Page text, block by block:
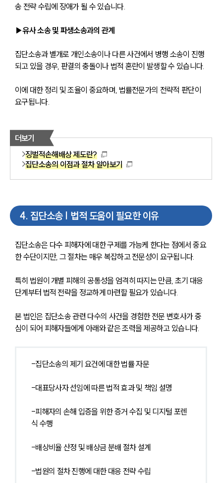
송 전략 수립에 장애가 될 수 있습니다.
▶유사 소송 및 파생소송과의 관계
집단소송과 별개로 개인소송이나 다른 사건에서 병행 소송이 진행
되고 있을 경우, 판결의 충돌이나 법적 혼란이 발생할 수 있습니다.
이에 대한 정리 및 조율이 중요하며, 법률전문가의 전략적 판단이
요구됩니다.
더보기
징벌적손해배상 제도란?
집단소송의 이점과 절차 알아보기
4. 집단소송 | 법적 도움이 필요한 이유
집단소송은 다수 피해자에 대한 구제를 가능케 한다는 점에서 중요
한 수단이지만, 그 절차는 매우 복잡하고 전문성이 요구됩니다.
특히 법원이 개별 피해의 공통성을 엄격히 따지는 만큼, 초기 대응
단계부터 법적 전략을 정교하게 마련할 필요가 있습니다.
본 법인은 집단소송 관련 다수의 사건을 경험한 전문 변호사가 중
심이 되어 피해자들에게 아래와 같은 조력을 제공하고 있습니다.
-집단소송의 제기 요건에 대한 법률 자문
-대표당사자 선임에 따른 법적 효과 및 책임 설명
-피해자의 손해 입증을 위한 증거 수집 및 디지털 포렌
식 수행
-배상비율 산정 및 배상금 분배 절차 설계
-법원의 절차 진행에 대한 대응 전략 수립